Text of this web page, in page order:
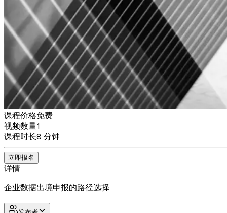
课程价格免费
视频数量1
课程时长8 分钟
立即报名
详情
企业数据出境申报的路径选择